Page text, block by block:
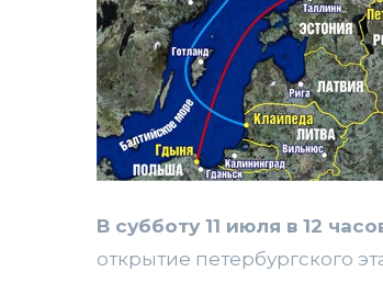
В субботу 11 июля в 12
открытие петербургского